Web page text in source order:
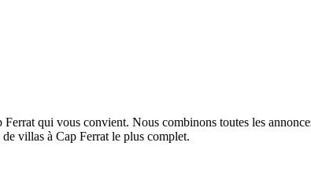
qui vous convient. Nous combinons toutes les
villas à Cap Ferrat le plus complet.